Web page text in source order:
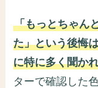
「もっとちゃん
た」という後悔
に特に多く聞か
ターで確認した